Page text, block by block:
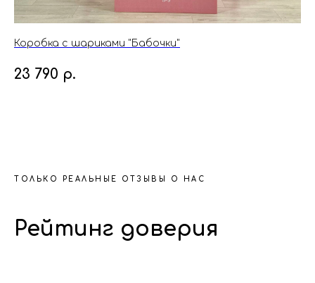
Коробка с шариками "Бабочки"
23 790 р.
ТОЛЬКО РЕАЛЬНЫЕ ОТЗЫВЫ О НАС
Рейтинг доверия